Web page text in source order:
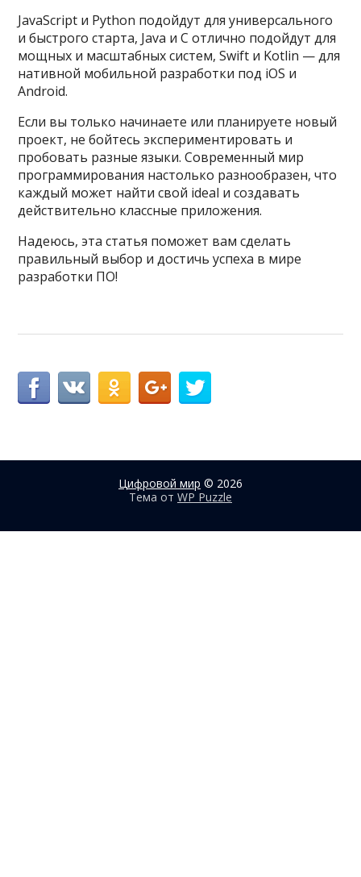
JavaScript и Python подойдут для универсального
и быстрого старта, Java и C отлично подойдут для
мощных и масштабных систем, Swift и Kotlin — для
нативной мобильной разработки под iOS и
Android.
Если вы только начинаете или планируете новый
проект, не бойтесь экспериментировать и
пробовать разные языки. Современный мир
программирования настолько разнообразен, что
каждый может найти свой ideal и создавать
действительно классные приложения.
Надеюсь, эта статья поможет вам сделать
правильный выбор и достичь успеха в мире
разработки ПО!
Цифровой мир © 2026
Тема от WP Puzzle